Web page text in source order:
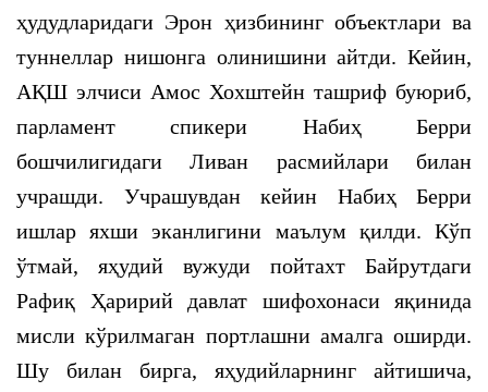
ҳудудларидаги Эрон ҳизбининг объектлари ва
туннеллар нишонга олинишини айтди. Кейин,
АҚШ элчиси Амос Хохштейн ташриф буюриб,
парламент спикери Набиҳ Берри
бошчилигидаги Ливан расмийлари билан
учрашди. Учрашувдан кейин Набиҳ Берри
ишлар яхши эканлигини маълум қилди. Кўп
ўтмай, яҳудий вужуди пойтахт Байрутдаги
Рафиқ Ҳаририй давлат шифохонаси яқинида
мисли кўрилмаган портлашни амалга оширди.
Шу билан бирга, яҳудийларнинг айтишича,